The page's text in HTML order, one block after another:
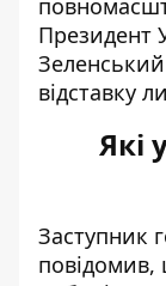
Президент
відставку
Які
Заступник
повідомив,